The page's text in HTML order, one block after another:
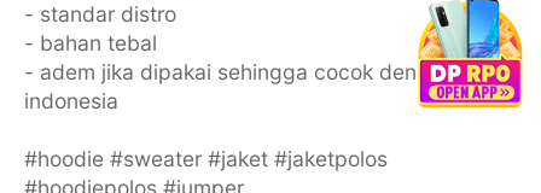
- standar distro
- bahan tebal
- adem jika dipakai sehingga cocok dengan iklim
indonesia
#hoodie #sweater #jaket #jaketpolos